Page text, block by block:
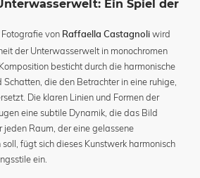
Ein Spiel der
von Raffaella Castagnoli wird
der Unterwasserwelt in monochromen
besticht durch die harmonische
die den Betrachter in eine ruhige,
Die klaren Linien und Formen der
eine subtile Dynamik, die das Bild
Raum, der eine gelassene
fügt sich dieses Kunstwerk harmonisch
ein.